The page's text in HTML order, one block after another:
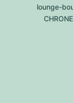
lounge-